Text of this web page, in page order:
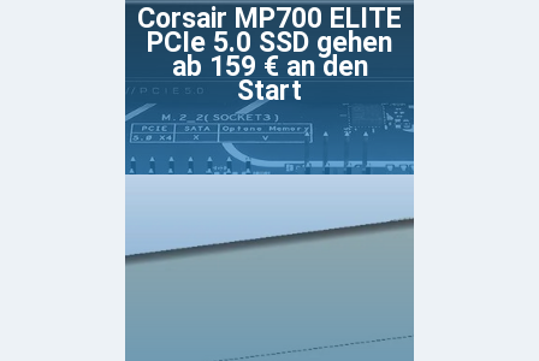
Corsair MP700 ELITE
PCIe 5.0 SSD gehen
ab 159 € an den
Start